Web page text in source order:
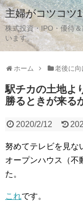
主婦がコツコツ
株式投資・IPO・優待
います。
ホーム 老後に向
駅チカの土地よ
勝るときが来る
2020/2/12
努めてテレビを見な
オープンハウス（不
た。
これです。